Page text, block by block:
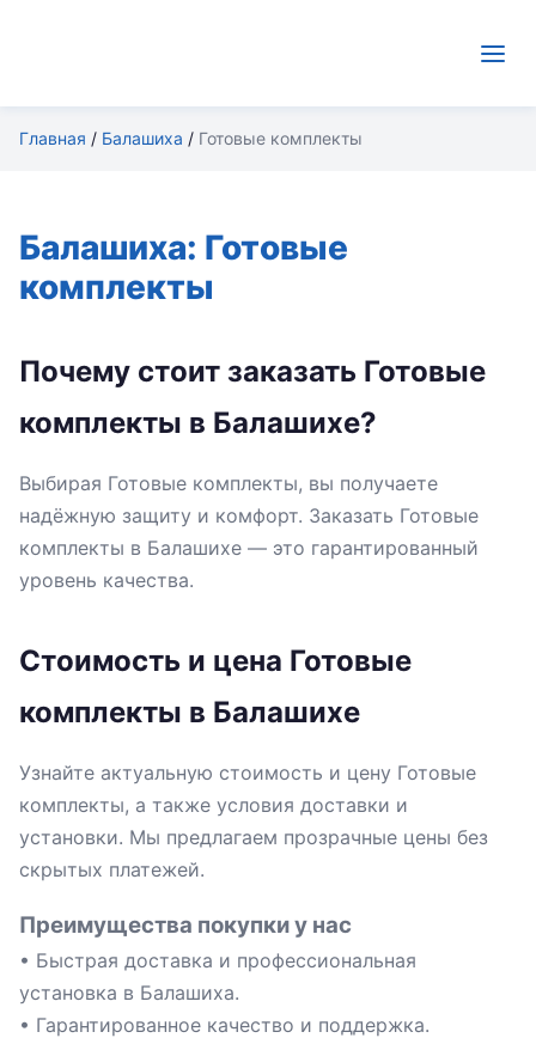
Главная / Балашиха / Готовые комплекты
Балашиха: Готовые
комплекты
Почему стоит заказать Готовые
комплекты в Балашихе?
Выбирая Готовые комплекты, вы получаете
надёжную защиту и комфорт. Заказать Готовые
комплекты в Балашихе — это гарантированный
уровень качества.
Стоимость и цена Готовые
комплекты в Балашихе
Узнайте актуальную стоимость и цену Готовые
комплекты, а также условия доставки и
установки. Мы предлагаем прозрачные цены без
скрытых платежей.
Преимущества покупки у нас
• Быстрая доставка и профессиональная
установка в Балашиха.
• Гарантированное качество и поддержка.